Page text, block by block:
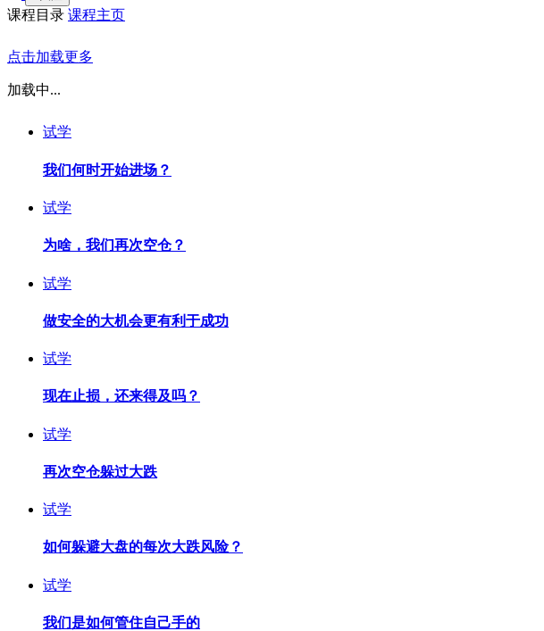
课程目录 课程主页
点击加载更多
加载中...
试学
我们何时开始进场？
试学
为啥，我们再次空仓？
试学
做安全的大机会更有利于成功
试学
现在止损，还来得及吗？
试学
再次空仓躲过大跌
试学
如何躲避大盘的每次大跌风险？
试学
我们是如何管住自己手的